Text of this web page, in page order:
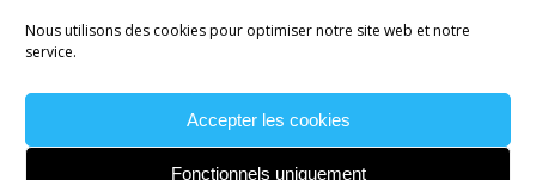
Nous utilisons des cookies pour optimiser notre site web et notre
service.
Accepter les cookies
Fonctionnels uniquement
NOUS CONTACTER
LÉGALES
POLITIQUE DE COOKIES
CONDITIONS